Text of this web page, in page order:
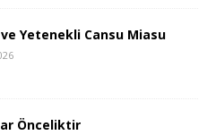
Yetenekli Cansu Miasu
Önceliktir